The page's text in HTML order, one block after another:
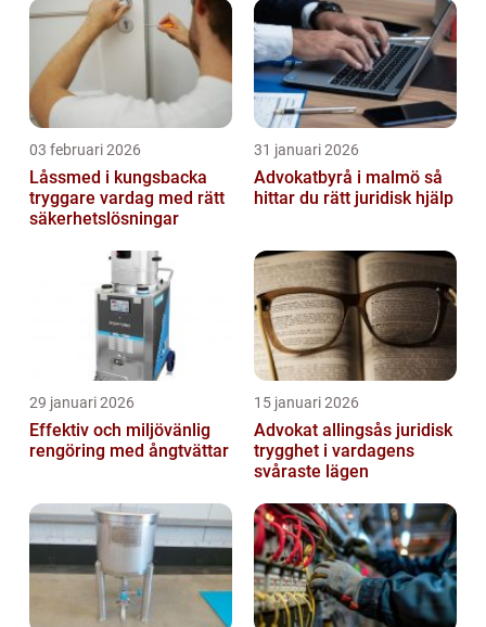
03 februari 2026
Låssmed i kungsbacka
tryggare vardag med rätt
säkerhetslösningar
31 januari 2026
Advokatbyrå i malmö så
hittar du rätt juridisk hjälp
29 januari 2026
Effektiv och miljövänlig
rengöring med ångtvättar
15 januari 2026
Advokat allingsås juridisk
trygghet i vardagens
svåraste lägen